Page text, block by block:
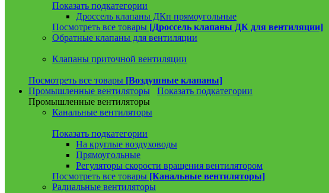
Показать подкатегории
Дроссель клапаны ДКп прямоугольные
Посмотреть все товары [Дроссель клапаны ДК для вентиляции]
Обратные клапаны для вентиляции
Клапаны приточной вентиляции
Посмотреть все товары [Воздушные клапаны]
Промышленные вентиляторы
Показать подкатегории
Промышленные вентиляторы
Канальные вентиляторы
Показать подкатегории
На круглые воздуховоды
Прямоугольные
Регуляторы скорости вращения вентилятором
Посмотреть все товары [Канальные вентиляторы]
Радиальные вентиляторы